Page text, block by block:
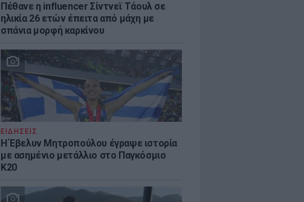
Πέθανε η influencer Σίντνεϊ Τάουλ σε
ηλικία 26 ετών έπειτα από μάχη με
σπάνια μορφή καρκίνου
ΕΙΔΗΣΕΙΣ
Η Έβελυν Μητροπούλου έγραψε ιστορία
με ασημένιο μετάλλιο στο Παγκόσμιο
Κ20